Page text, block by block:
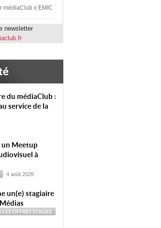
médiaClub x EMIC
newsletter
du médiaClub :
service de la
un Meetup
à
4 août 2026
un(e) stagiaire
LES OFFRESSTAGES